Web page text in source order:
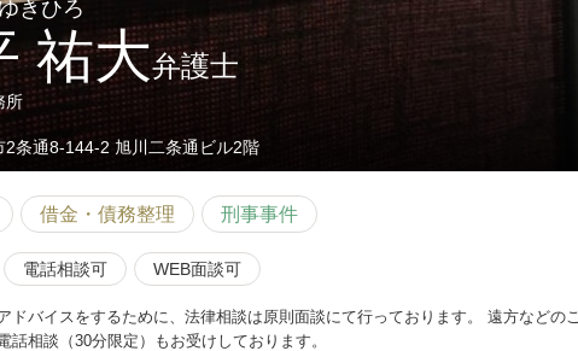
きひろ
祐大弁護士
所
2条通8-144-2 旭川二条通ビル2階
借金・債務整理 刑事事件
電話相談可 WEB面談可
ドバイスをするために、法律相談は原則面談にて行っております。 遠方などの
話相談（30分限定）もお受けしております。